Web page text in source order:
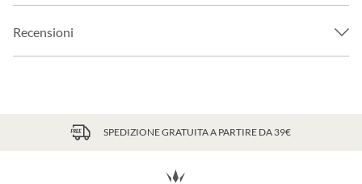
Recensioni
SPEDIZIONE GRATUITA A PARTIRE DA 39€